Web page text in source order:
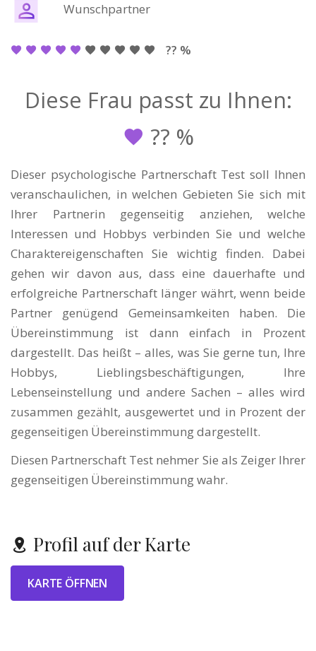
Wunschpartner
?? %
Diese Frau passt zu Ihnen:
?? %
Dieser psychologische Partnerschaft Test soll Ihnen
veranschaulichen, in welchen Gebieten Sie sich mit
Ihrer Partnerin gegenseitig anziehen, welche
Interessen und Hobbys verbinden Sie und welche
Charaktereigenschaften Sie wichtig finden. Dabei
gehen wir davon aus, dass eine dauerhafte und
erfolgreiche Partnerschaft länger währt, wenn beide
Partner genügend Gemeinsamkeiten haben. Die
Übereinstimmung ist dann einfach in Prozent
dargestellt. Das heißt – alles, was Sie gerne tun, Ihre
Hobbys, Lieblingsbeschäftigungen, Ihre
Lebenseinstellung und andere Sachen – alles wird
zusammen gezählt, ausgewertet und in Prozent der
gegenseitigen Übereinstimmung dargestellt.
Diesen Partnerschaft Test nehmer Sie als Zeiger Ihrer
gegenseitigen Übereinstimmung wahr.
Profil auf der Karte
KARTE ÖFFNEN